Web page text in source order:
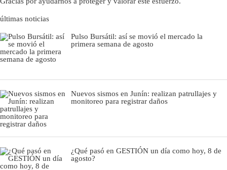
últimas noticias
Pulso Bursátil: así se movió el mercado la
primera semana de agosto
Nuevos sismos en Junín: realizan patrullajes y
monitoreo para registrar daños
¿Qué pasó en GESTIÓN un día como hoy, 8 de
agosto?